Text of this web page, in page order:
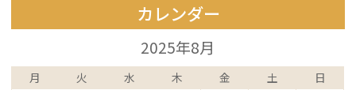
カレンダー
2025年8月
月 火 水 木 金 土 日